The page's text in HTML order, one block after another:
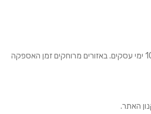
זמן האספקה הממוצע הינו בין 2 ל-10 ימי עסקים. באזורים מרוחקים זמן האספקה
האתר.